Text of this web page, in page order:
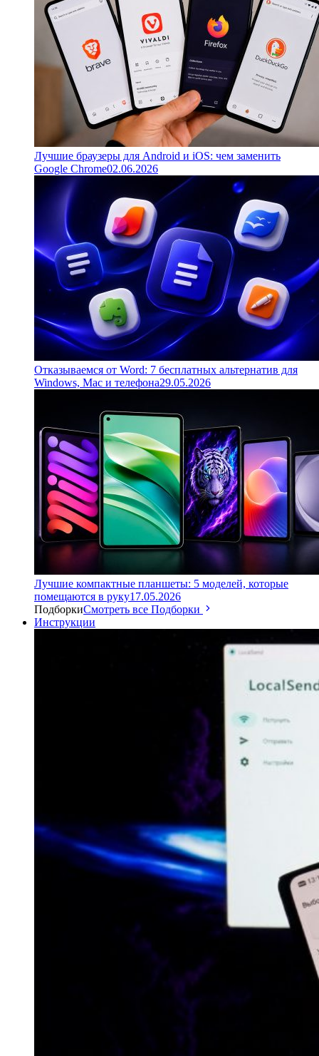
Лучшие браузеры для Android и iOS: чем заменить
Google Chrome02.06.2026
Отказываемся от Word: 7 бесплатных альтернатив для
Windows, Mac и телефона29.05.2026
Лучшие компактные планшеты: 5 моделей, которые
помещаются в руку17.05.2026
ПодборкиСмотреть все Подборки
Инструкции